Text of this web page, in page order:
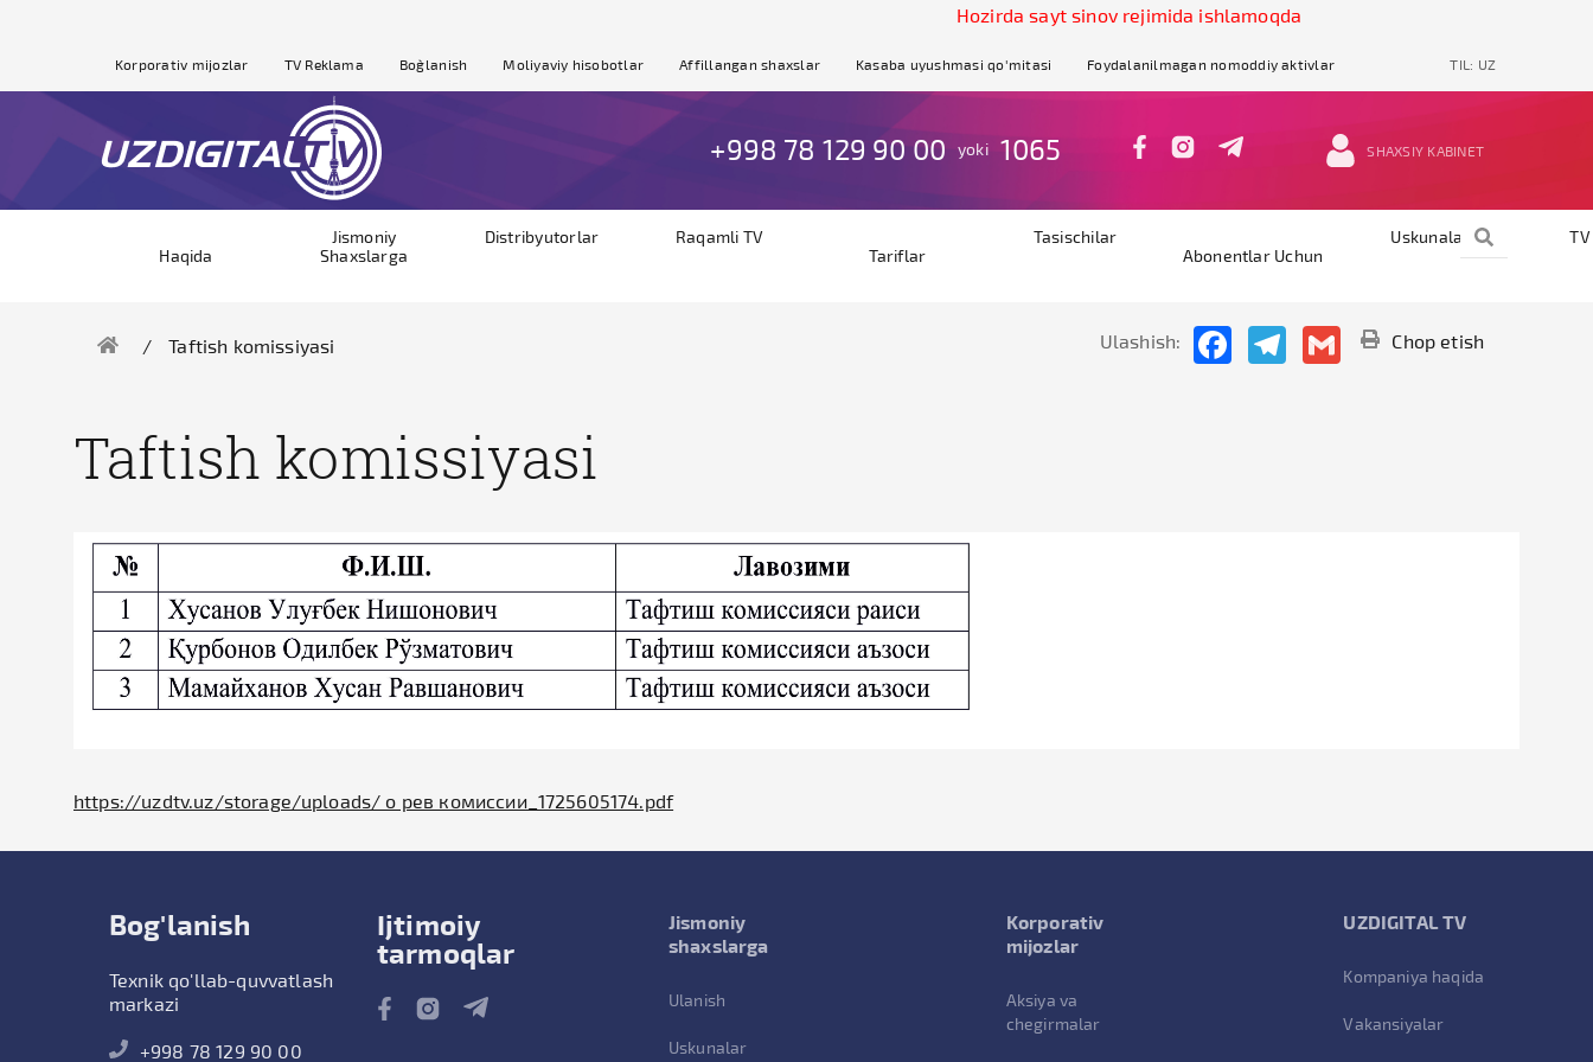
Hozirda sayt sinov rejimida ishlamoqda
Korporativ mijozlar TV Reklama Bog`lanish Moliyaviy hisobotlar Affillangan shaxslar Kasaba uyushmasi qo'mitasi Foydalanilmagan nomoddiy aktivlar TIL: UZ
+998 78 129 90 00 yoki 1065 SHAXSIY KABINET
Haqida
Jismoniy
Shaxslarga
Distribyutorlar
Raqamli TV
Tariflar
Tasischilar
Abonentlar Uchun
Uskunalar
Taftish komissiyasi Ulashish: FacebookTelegramGmail Chop etish
Taftish komissiyasi
https://uzdtv.uz/storage/uploads/ о рев комиссии_1725605174.pdf
Bog'lanish
Texnik qo'llab-quvvatlash
markazi
+998 78 129 90 00
Ijtimoiy
tarmoqlar
Jismoniy
shaxslarga
Ulanish
Uskunalar
Korporativ
mijozlar
Aksiya va
chegirmalar
UZDIGITAL TV
Kompaniya haqida
Vakansiyalar